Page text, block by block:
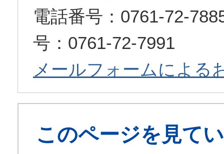
電話番号：0761-72-
号：0761-72-7991
メールフォームによる
このページを見て